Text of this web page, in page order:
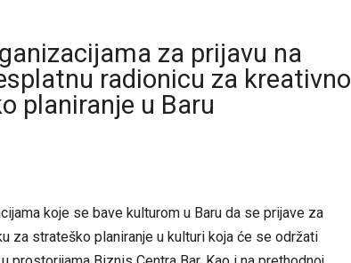
za prijavu na
radionicu za kreativno
planiranje u Baru
koje se bave kulturom u Baru da se prijave za
za strateško planiranje u kulturi koja će se održati